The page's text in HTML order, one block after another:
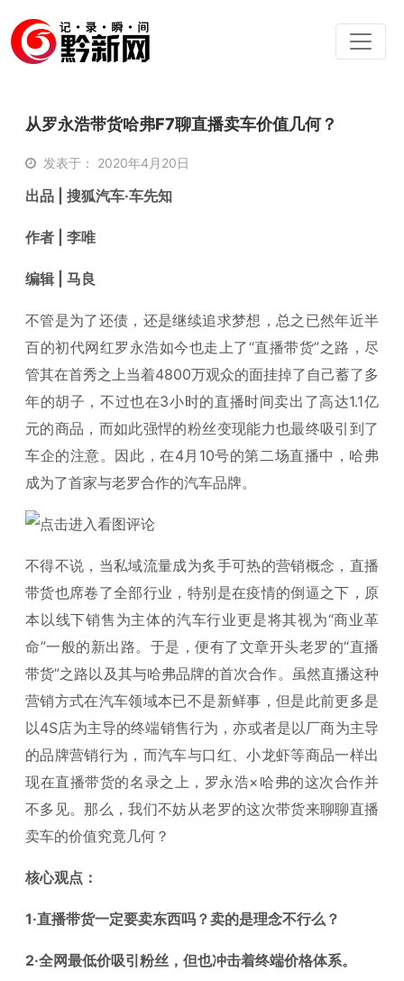
从罗永浩带货哈弗F7聊直播卖车价值几何？
发表于： 2020年4月20日
出品 | 搜狐汽车·车先知
作者 | 李唯
编辑 | 马良
不管是为了还债，还是继续追求梦想，总之已然年近半
百的初代网红罗永浩如今也走上了“直播带货”之路，尽
管其在首秀之上当着4800万观众的面挂掉了自己蓄了多
年的胡子，不过也在3小时的直播时间卖出了高达1.1亿
元的商品，而如此强悍的粉丝变现能力也最终吸引到了
车企的注意。因此，在4月10号的第二场直播中，哈弗
成为了首家与老罗合作的汽车品牌。
不得不说，当私域流量成为炙手可热的营销概念，直播
带货也席卷了全部行业，特别是在疫情的倒逼之下，原
本以线下销售为主体的汽车行业更是将其视为“商业革
命”一般的新出路。于是，便有了文章开头老罗的“直播
带货”之路以及其与哈弗品牌的首次合作。虽然直播这种
营销方式在汽车领域本已不是新鲜事，但是此前更多是
以4S店为主导的终端销售行为，亦或者是以厂商为主导
的品牌营销行为，而汽车与口红、小龙虾等商品一样出
现在直播带货的名录之上，罗永浩×哈弗的这次合作并
不多见。那么，我们不妨从老罗的这次带货来聊聊直播
卖车的价值究竟几何？
核心观点：
1·直播带货一定要卖东西吗？卖的是理念不行么？
2·全网最低价吸引粉丝，但也冲击着终端价格体系。